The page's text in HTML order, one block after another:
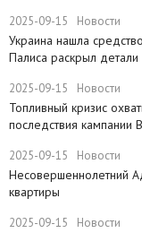
2025-09-15 Новости
​Украина нашла
Палиса раскрыл детали
2025-09-15 Новости
​Топливный кризис
последствия кампании
2025-09-15 Новости
Несовершеннолетний
квартиры
2025-09-15 Новости